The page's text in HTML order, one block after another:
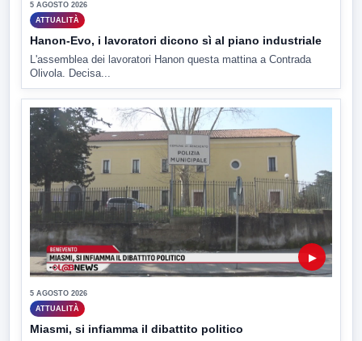
5 AGOSTO 2026
ATTUALITÀ
Hanon-Evo, i lavoratori dicono sì al piano industriale
L'assemblea dei lavoratori Hanon questa mattina a Contrada
Olivola. Decisa...
▶
5 AGOSTO 2026
ATTUALITÀ
Miasmi, si infiamma il dibattito politico